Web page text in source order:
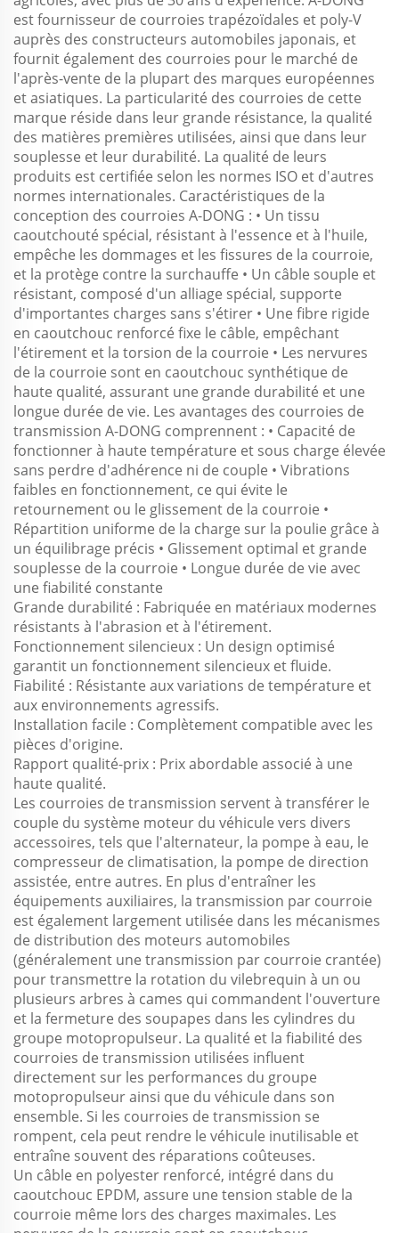
est fournisseur de courroies trapézoïdales et poly-V
auprès des constructeurs automobiles japonais, et
fournit également des courroies pour le marché de
l'après-vente de la plupart des marques européennes
et asiatiques. La particularité des courroies de cette
marque réside dans leur grande résistance, la qualité
des matières premières utilisées, ainsi que dans leur
souplesse et leur durabilité. La qualité de leurs
produits est certifiée selon les normes ISO et d'autres
normes internationales. Caractéristiques de la
conception des courroies A-DONG : • Un tissu
caoutchouté spécial, résistant à l'essence et à l'huile,
empêche les dommages et les fissures de la courroie,
et la protège contre la surchauffe • Un câble souple et
résistant, composé d'un alliage spécial, supporte
d'importantes charges sans s'étirer • Une fibre rigide
en caoutchouc renforcé fixe le câble, empêchant
l'étirement et la torsion de la courroie • Les nervures
de la courroie sont en caoutchouc synthétique de
haute qualité, assurant une grande durabilité et une
longue durée de vie. Les avantages des courroies de
transmission A-DONG comprennent : • Capacité de
fonctionner à haute température et sous charge élevée
sans perdre d'adhérence ni de couple • Vibrations
faibles en fonctionnement, ce qui évite le
retournement ou le glissement de la courroie •
Répartition uniforme de la charge sur la poulie grâce à
un équilibrage précis • Glissement optimal et grande
souplesse de la courroie • Longue durée de vie avec
une fiabilité constante
Grande durabilité : Fabriquée en matériaux modernes
résistants à l'abrasion et à l'étirement.
Fonctionnement silencieux : Un design optimisé
garantit un fonctionnement silencieux et fluide.
Fiabilité : Résistante aux variations de température et
aux environnements agressifs.
Installation facile : Complètement compatible avec les
pièces d'origine.
Rapport qualité-prix : Prix abordable associé à une
haute qualité.
Les courroies de transmission servent à transférer le
couple du système moteur du véhicule vers divers
accessoires, tels que l'alternateur, la pompe à eau, le
compresseur de climatisation, la pompe de direction
assistée, entre autres. En plus d'entraîner les
équipements auxiliaires, la transmission par courroie
est également largement utilisée dans les mécanismes
de distribution des moteurs automobiles
(généralement une transmission par courroie crantée)
pour transmettre la rotation du vilebrequin à un ou
plusieurs arbres à cames qui commandent l'ouverture
et la fermeture des soupapes dans les cylindres du
groupe motopropulseur. La qualité et la fiabilité des
courroies de transmission utilisées influent
directement sur les performances du groupe
motopropulseur ainsi que du véhicule dans son
ensemble. Si les courroies de transmission se
rompent, cela peut rendre le véhicule inutilisable et
entraîne souvent des réparations coûteuses.
Un câble en polyester renforcé, intégré dans du
caoutchouc EPDM, assure une tension stable de la
courroie même lors des charges maximales. Les